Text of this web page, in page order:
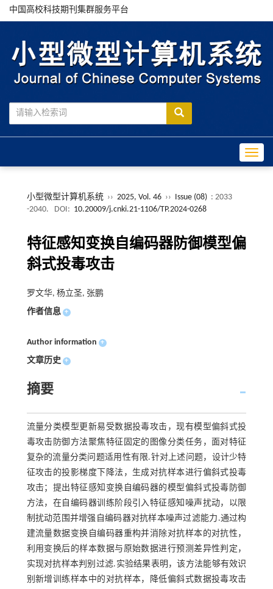
中国高校科技期刊集群服务平台
小型微型计算机系统 ›› 2025, Vol. 46 ›› Issue (08) : 2033
-2040.
DOI: 10.20009/j.cnki.21-1106/TP.2024-0268
特征感知变换自编码器防御模型偏
斜式投毒攻击
罗文华, 杨立圣, 张鹏
作者信息 +
Author information +
文章历史 +
摘要
流量分类模型更新易受数据投毒攻击，现有模型偏斜式投
毒攻击防御方法聚焦特征固定的图像分类任务，面对特征
复杂的流量分类问题适用性有限.针对上述问题，设计少特
征攻击的投影梯度下降法，生成对抗样本进行偏斜式投毒
攻击；提出特征感知变换自编码器的模型偏斜式投毒防御
方法，在自编码器训练阶段引入特征感知噪声扰动，以限
制扰动范围并增强自编码器对抗样本噪声过滤能力.通过构
建流量数据变换自编码器重构并消除对抗样本的对抗性，
利用变换后的样本数据与原始数据进行预测差异性判定，
实现对抗样本判别过滤.实验结果表明，该方法能够有效识
别新增训练样本中的对抗样本，降低偏斜式数据投毒攻击